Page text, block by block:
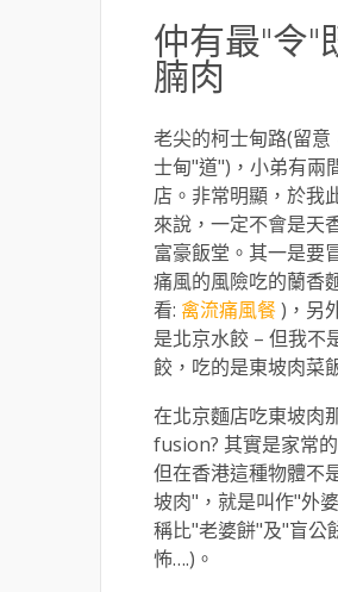
仲有最"令"
腩肉
老尖的柯士甸路(留意
士甸"道")，小弟有兩
店。非常明顯，於我
來說，一定不會是天
富豪飯堂。其一是要
痛風的風險吃的蘭香
看: 禽流痛風餐)，另
是北京水餃 – 但我不
餃，吃的是東坡肉菜
在北京麵店吃東坡肉
fusion? 其實是家常的
但在香港這種物體不
坡肉"，就是叫作"外
稱比"老婆餅"及"盲公
怖….)。